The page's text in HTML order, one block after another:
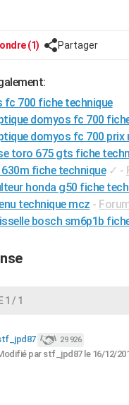
(1) Partager
fc 700 fiche technique
domyos fc 700
domyos fc 700 prix
toro 675 gts fiche
fiche technique ✓ -
honda g50 fiche
technique mcz -
bosch sm6p1b
1 / 1
29 926
par stf_jpd87 le 16/12/